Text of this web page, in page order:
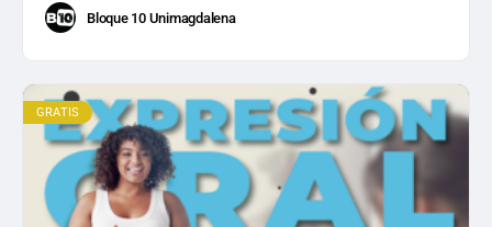
Bloque 10 Unimagdalena
GRATIS